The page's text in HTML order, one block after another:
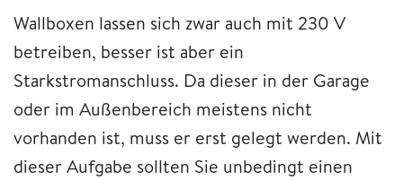
Wallboxen lassen sich zwar auch mit 230 V
betreiben, besser ist aber ein
Starkstromanschluss. Da dieser in der Garage
oder im Außenbereich meistens nicht
vorhanden ist, muss er erst gelegt werden. Mit
dieser Aufgabe sollten Sie unbedingt einen